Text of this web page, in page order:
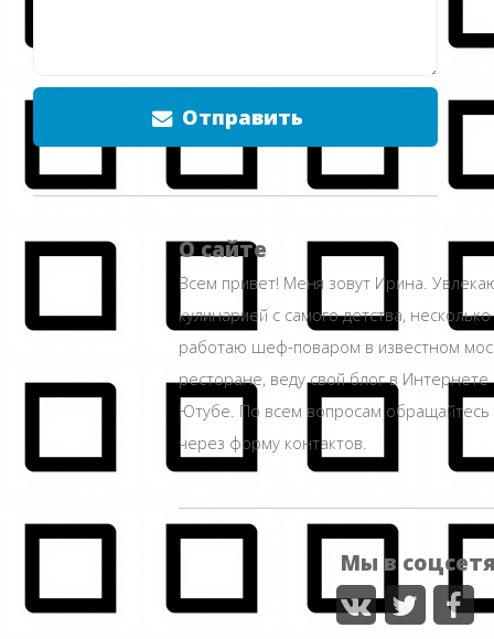
Отправить
О сайте
Всем привет! Меня зовут Ирина.
кулинарией с самого детства,
работаю шеф-поваром в известном
ресторане, веду свой блог в Интернете
Ютубе. По всем вопросам
через форму контактов.
Мы в